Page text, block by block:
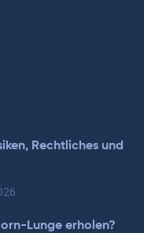
Rechtliches und
Lunge erholen?